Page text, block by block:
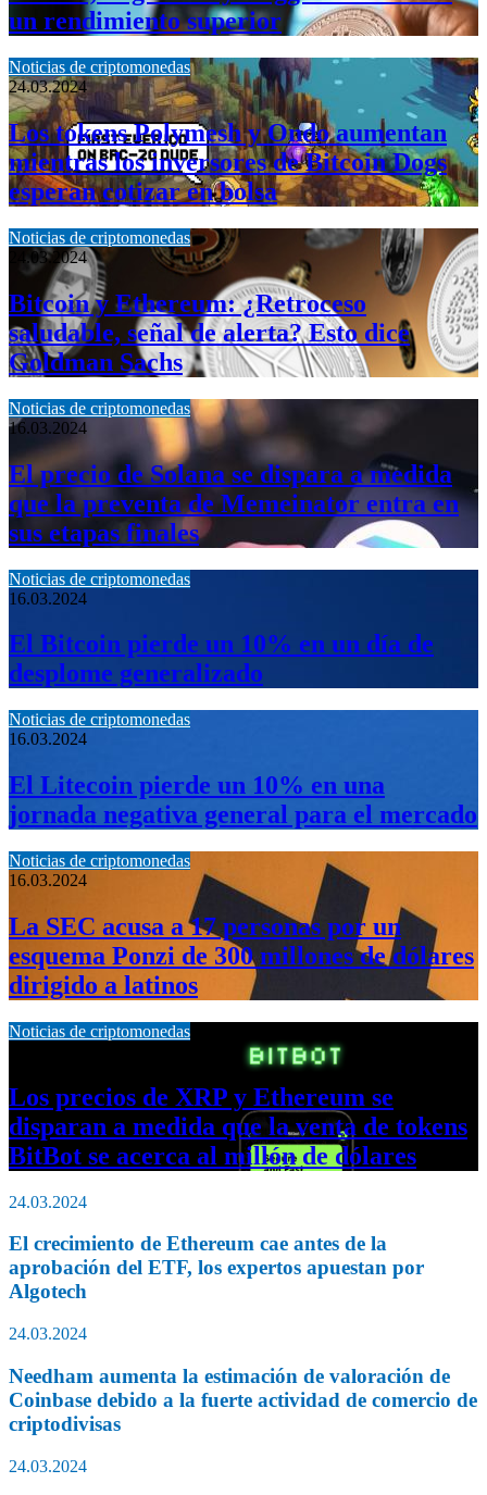
un rendimiento superior
Noticias de criptomonedas
24.03.2024
Los tokens Polymesh y Ondo aumentan
mientras los inversores de Bitcoin Dogs
esperan cotizar en bolsa
Noticias de criptomonedas
24.03.2024
Bitcoin y Ethereum: ¿Retroceso
saludable, señal de alerta? Esto dice
Goldman Sachs
Noticias de criptomonedas
16.03.2024
El precio de Solana se dispara a medida
que la preventa de Memeinator entra en
sus etapas finales
Noticias de criptomonedas
16.03.2024
El Bitcoin pierde un 10% en un día de
desplome generalizado
Noticias de criptomonedas
16.03.2024
El Litecoin pierde un 10% en una
jornada negativa general para el mercado
Noticias de criptomonedas
16.03.2024
La SEC acusa a 17 personas por un
esquema Ponzi de 300 millones de dólares
dirigido a latinos
Noticias de criptomonedas
Los precios de XRP y Ethereum se
disparan a medida que la venta de tokens
BitBot se acerca al millón de dólares
24.03.2024
El crecimiento de Ethereum cae antes de la
aprobación del ETF, los expertos apuestan por
Algotech
24.03.2024
Needham aumenta la estimación de valoración de
Coinbase debido a la fuerte actividad de comercio de
criptodivisas
24.03.2024